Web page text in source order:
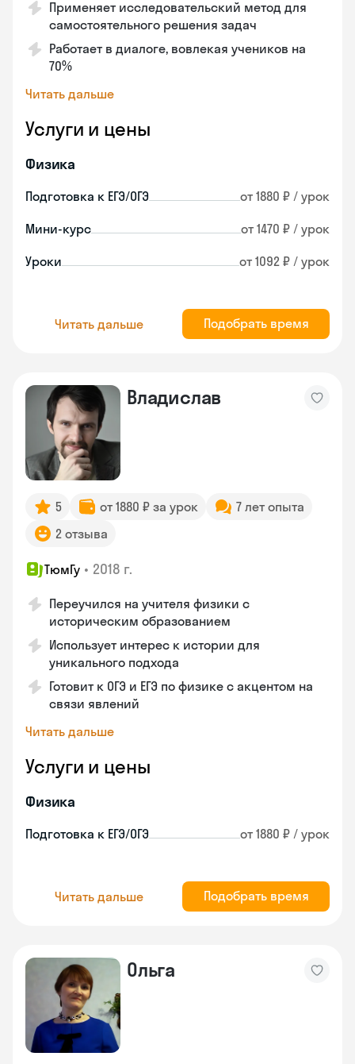
Применяет исследовательский метод для
самостоятельного решения задач
Работает в диалоге, вовлекая учеников на
70%
Читать дальше
Услуги и цены
Физика
Подготовка к ЕГЭ/ОГЭ от 1880 ₽ / урок
Мини-курс от 1470 ₽ / урок
Уроки от 1092 ₽ / урок
Читать дальше Подобрать время
Владислав
5 от 1880 ₽ за урок
7 лет опыта
2 отзыва
ТюмГу • 2018 г.
Переучился на учителя физики с
историческим образованием
Использует интерес к истории для
уникального подхода
Готовит к ОГЭ и ЕГЭ по физике с акцентом на
связи явлений
Читать дальше
Услуги и цены
Физика
Подготовка к ЕГЭ/ОГЭ от 1880 ₽ / урок
Читать дальше Подобрать время
Ольга